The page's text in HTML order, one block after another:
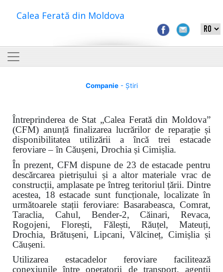
Calea Ferată din Moldova
Companie- Știri
Întreprinderea de Stat „Calea Ferată din Moldova”
(CFM) anunță finalizarea lucrărilor de reparație și
disponibilitatea utilizării a încă trei estacade
feroviare – în Căușeni, Drochia și Cimișlia.
În prezent, CFM dispune de 23 de estacade pentru
descărcarea pietrișului și a altor materiale vrac de
construcții, amplasate pe întreg teritoriul țării. Dintre
acestea, 18 estacade sunt funcționale, localizate în
următoarele stații feroviare: Basarabeasca, Comrat,
Taraclia, Cahul, Bender-2, Căinari, Revaca,
Rogojeni, Florești, Fălești, Răuțel, Mateuți,
Drochia, Brătușeni, Lipcani, Vălcineț, Cimișlia și
Căușeni.
Utilizarea estacadelor feroviare facilitează
conexiunile între operatorii de transport, agenții